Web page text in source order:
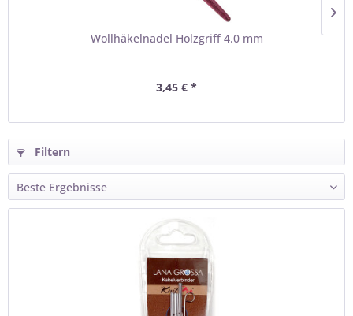
Wollhäkelnadel Holzgriff 4.0 mm
3,45 € *
Filtern